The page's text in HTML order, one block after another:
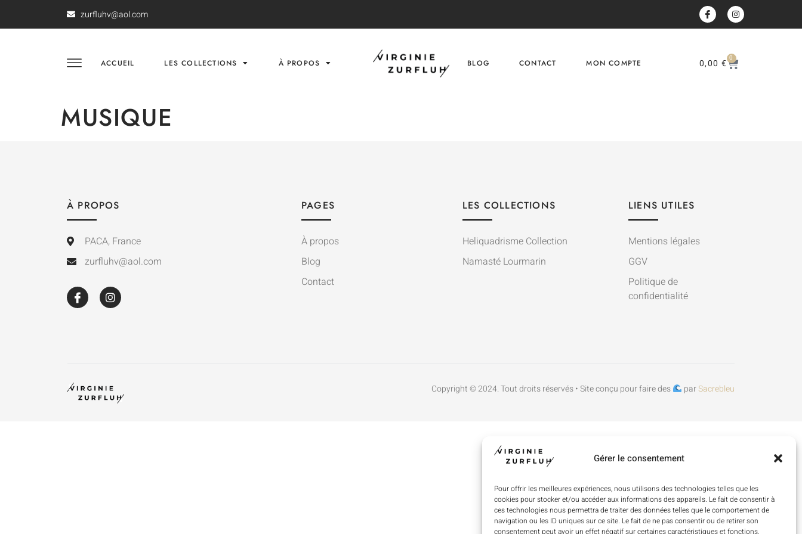
Gérer le consentement
Pour offrir les meilleures expériences, nous utilisons des technologies telles que les
cookies pour stocker et/ou accéder aux informations des appareils. Le fait de consentir à
ces technologies nous permettra de traiter des données telles que le comportement de
navigation ou les ID uniques sur ce site. Le fait de ne pas consentir ou de retirer son
consentement peut avoir un effet négatif sur certaines caractéristiques et fonctions.
zurfluhv@aol.com
ACCUEIL LES COLLECTIONS À PROPOS BLOG CONTACT MON COMPTE 0,00 € 0
MUSIQUE
À PROPOS
PACA, France
zurfluhv@aol.com
PAGES
À propos
Blog
Contact
LES COLLECTIONS
Heliquadrisme Collection
Namasté Lourmarin
LIENS UTILES
Mentions légales
GGV
Politique de
confidentialité
Copyright © 2024. Tout droits réservés • Site conçu pour faire des parSacrebleu